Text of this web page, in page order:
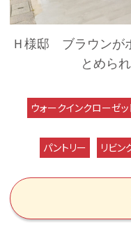
Ｈ様邸 ブラウンが
とめら
ウォークインクローゼッ
パントリー リビン